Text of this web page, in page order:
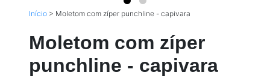
Início > Moletom com zíper punchline - capivara
Moletom com zíper
punchline - capivara